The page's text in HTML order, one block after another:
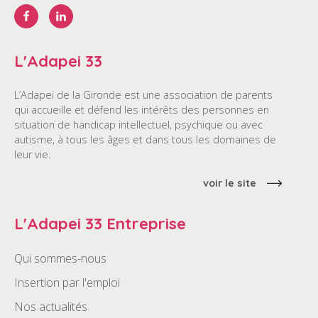
L'Adapei 33
L’Adapei de la Gironde est une association de parents
qui accueille et défend les intérêts des personnes en
situation de handicap intellectuel, psychique ou avec
autisme, à tous les âges et dans tous les domaines de
leur vie.
voir le site
L'Adapei 33 Entreprise
Qui sommes-nous
Insertion par l'emploi
Nos actualités